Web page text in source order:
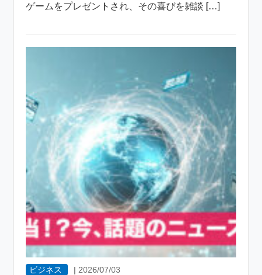
ゲームをプレゼントされ、その喜びを雑談 […]
ビジネス | 2026/07/03